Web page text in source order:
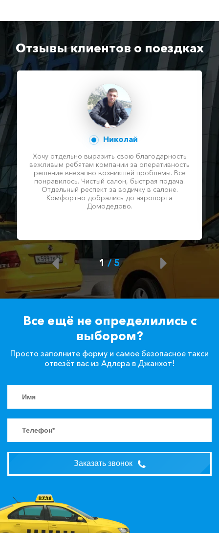
Отзывы клиентов о поездках
Николай
Хочу отдельно выразить свою благодарность
вежливым ребятам компании за оперативность
решение внезапно возникшей проблемы. Все
понравилось. Чистый салон, быстрая подача.
Отдельный респект за водичку в салоне.
Комфортно добрались до аэропорта
Домодедово.
1/ 5
Все ещё не определились с
выбором?
Просто заполните форму и самое безопасное такси
отвезёт вас из Адлера в Джанхот!
Заказать звонок